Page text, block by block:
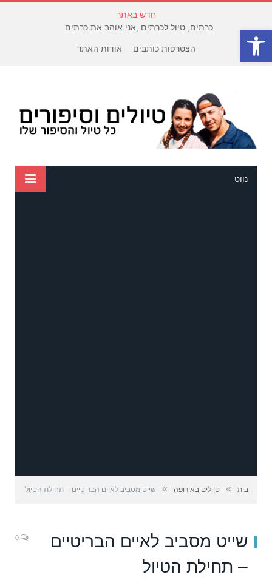
פתח סרגל נגישות
חדש באתר
כרתים, טיול לכרתים ,אני אוהב את כרתים
הצטרפות כותבים אודות האתר
נווט
בית » טיולים באירופה » שייט מסביב לאיים הבריטיים – תחילת הטיול
שייט מסביב לאיים הבריטיים
– תחילת הטיול